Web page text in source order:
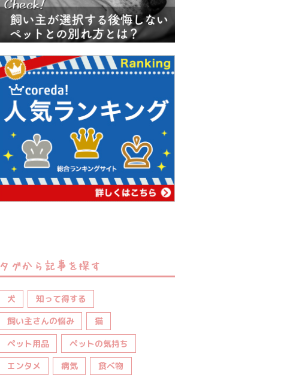
タグから記事を探す
犬
知って得する
飼い主さんの悩み
猫
ペット用品
ペットの気持ち
エンタメ
病気
食べ物